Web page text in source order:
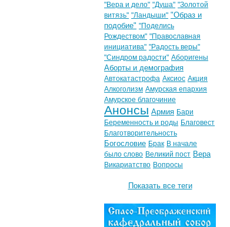
"Вера и дело" "Душа" "Золотой
витязь" "Ландыши" "Образ и
подобие" "Поделись
Рождеством" "Православная
инициатива" "Радость веры"
"Синдром радости" Аборигены
Аборты и демография
Автокатастрофа Аксиос Акция
Алкоголизм Амурская епархия
Амурское благочиние
Анонсы Армия Бари
Беременность и роды Благовест
Благотворительность
Богословие Брак В начале
было слово Великий пост Вера
Викариатство Вопросы
Показать все теги